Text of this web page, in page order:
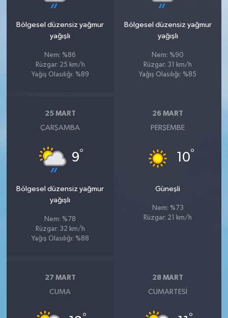
Bölgesel düzensiz yağmur
yağışlı
Nem: %86
Rüzgar: 25 km/h
Yağış Olasılığı: %89
Bölgesel düzensiz yağmur
yağışlı
Nem: %90
Rüzgar: 31 km/h
Yağış Olasılığı: %85
25 MART
ÇARŞAMBA
9°
Bölgesel düzensiz yağmur
yağışlı
Nem: %78
Rüzgar: 32 km/h
Yağış Olasılığı: %88
26 MART
PERŞEMBE
10°
Güneşli
Nem: %73
Rüzgar: 21 km/h
27 MART
CUMA
28 MART
CUMARTESI